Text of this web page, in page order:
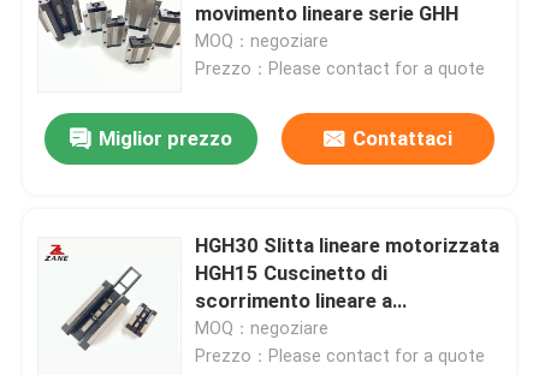
movimento lineare serie GHH
MOQ：negoziare
Prezzo：Please contact for a quote
Miglior prezzo Contattaci
HGH30 Slitta lineare motorizzata
HGH15 Cuscinetto di
scorrimento lineare a
rotolamento
MOQ：negoziare
Prezzo：Please contact for a quote